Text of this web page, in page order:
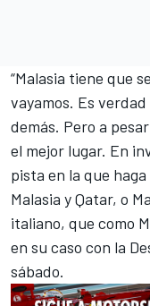
“Malasia tiene que
vayamos. Es
demás. Pero a
el mejor lugar. En
pista en la que
Malasia y Qatar, o
italiano, que como
en su caso con la
sábado.